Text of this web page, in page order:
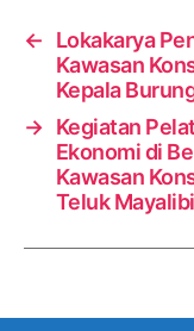
←
Lokakarya
Kawasan
Kepala
→ Kegiatan
Ekonomi di
Kawasan
Teluk